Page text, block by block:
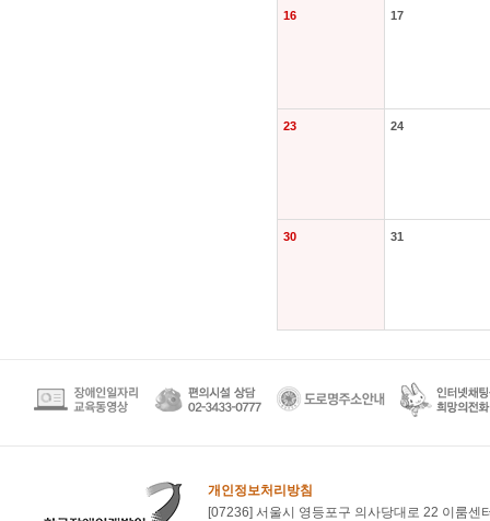
16 17
23 24
30 31
개인정보처리방침
[07236] 서울시 영등포구 의사당대로 22 이룸센